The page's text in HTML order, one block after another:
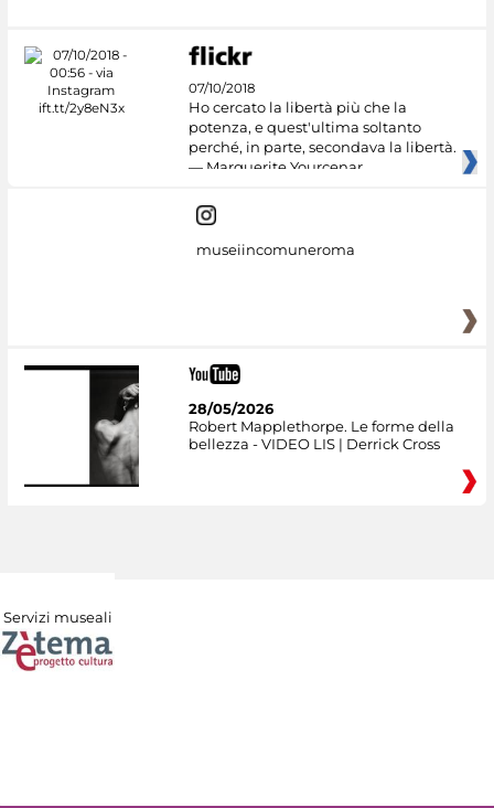
07/10/2018
Ho cercato la libertà più che la
potenza, e quest'ultima soltanto
perché, in parte, secondava la libertà.
— Marguerite Yourcenar
museiincomuneroma
28/05/2026
Robert Mapplethorpe. Le forme della
bellezza - VIDEO LIS | Derrick Cross
Servizi museali